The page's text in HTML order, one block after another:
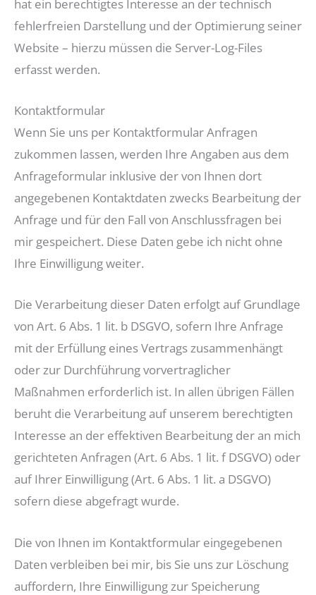
hat ein berechtigtes Interesse an der technisch
fehlerfreien Darstellung und der Optimierung seiner
Website – hierzu müssen die Server-Log-Files
erfasst werden.
Kontaktformular
Wenn Sie uns per Kontaktformular Anfragen
zukommen lassen, werden Ihre Angaben aus dem
Anfrageformular inklusive der von Ihnen dort
angegebenen Kontaktdaten zwecks Bearbeitung der
Anfrage und für den Fall von Anschlussfragen bei
mir gespeichert. Diese Daten gebe ich nicht ohne
Ihre Einwilligung weiter.
Die Verarbeitung dieser Daten erfolgt auf Grundlage
von Art. 6 Abs. 1 lit. b DSGVO, sofern Ihre Anfrage
mit der Erfüllung eines Vertrags zusammenhängt
oder zur Durchführung vorvertraglicher
Maßnahmen erforderlich ist. In allen übrigen Fällen
beruht die Verarbeitung auf unserem berechtigten
Interesse an der effektiven Bearbeitung der an mich
gerichteten Anfragen (Art. 6 Abs. 1 lit. f DSGVO) oder
auf Ihrer Einwilligung (Art. 6 Abs. 1 lit. a DSGVO)
sofern diese abgefragt wurde.
Die von Ihnen im Kontaktformular eingegebenen
Daten verbleiben bei mir, bis Sie uns zur Löschung
auffordern, Ihre Einwilligung zur Speicherung